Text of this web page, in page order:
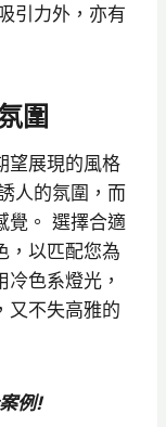
引力外，亦有
圍
望展現的風格
人的氛圍，而
覺。 選擇合適
，以匹配您為
色系燈光，
又不失高雅的
例!